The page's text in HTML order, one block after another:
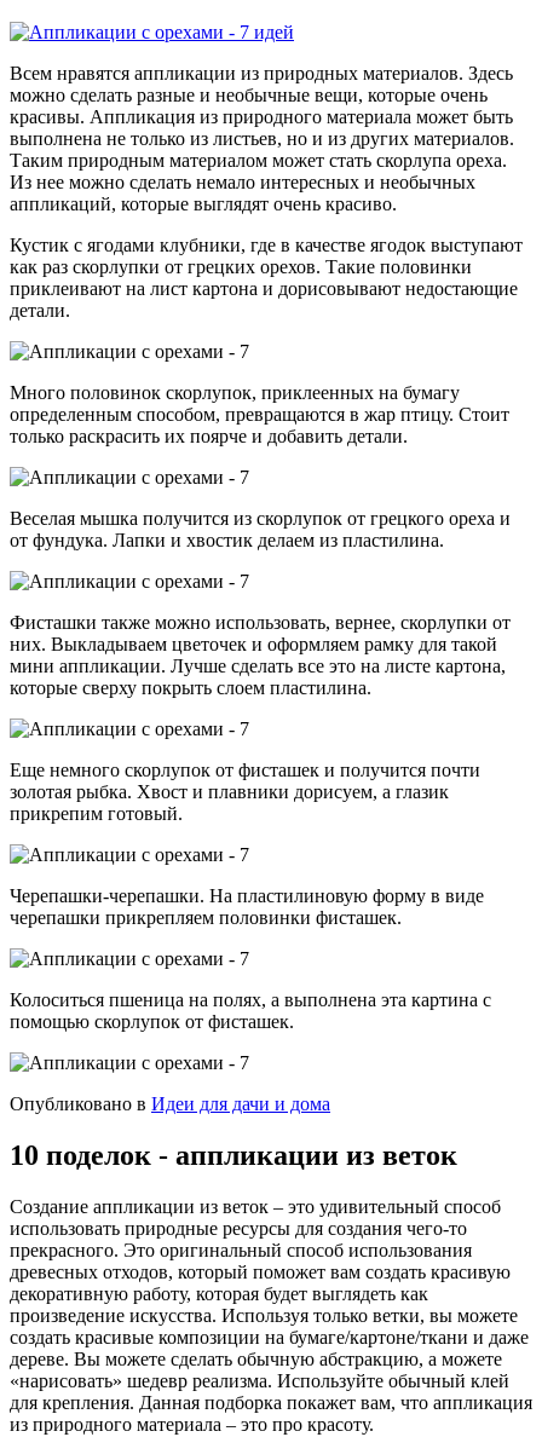
Всем нравятся аппликации из природных материалов. Здесь
можно сделать разные и необычные вещи, которые очень
красивы. Аппликация из природного материала может быть
выполнена не только из листьев, но и из других материалов.
Таким природным материалом может стать скорлупа ореха.
Из нее можно сделать немало интересных и необычных
аппликаций, которые выглядят очень красиво.
Кустик с ягодами клубники, где в качестве ягодок выступают
как раз скорлупки от грецких орехов. Такие половинки
приклеивают на лист картона и дорисовывают недостающие
детали.
Много половинок скорлупок, приклеенных на бумагу
определенным способом, превращаются в жар птицу. Стоит
только раскрасить их поярче и добавить детали.
Веселая мышка получится из скорлупок от грецкого ореха и
от фундука. Лапки и хвостик делаем из пластилина.
Фисташки также можно использовать, вернее, скорлупки от
них. Выкладываем цветочек и оформляем рамку для такой
мини аппликации. Лучше сделать все это на листе картона,
которые сверху покрыть слоем пластилина.
Еще немного скорлупок от фисташек и получится почти
золотая рыбка. Хвост и плавники дорисуем, а глазик
прикрепим готовый.
Черепашки-черепашки. На пластилиновую форму в виде
черепашки прикрепляем половинки фисташек.
Колоситься пшеница на полях, а выполнена эта картина с
помощью скорлупок от фисташек.
Опубликовано в Идеи для дачи и дома
10 поделок - аппликации из веток
Создание аппликации из веток – это удивительный способ
использовать природные ресурсы для создания чего-то
прекрасного. Это оригинальный способ использования
древесных отходов, который поможет вам создать красивую
декоративную работу, которая будет выглядеть как
произведение искусства. Используя только ветки, вы можете
создать красивые композиции на бумаге/картоне/ткани и даже
дереве. Вы можете сделать обычную абстракцию, а можете
«нарисовать» шедевр реализма. Используйте обычный клей
для крепления. Данная подборка покажет вам, что аппликация
из природного материала – это про красоту.